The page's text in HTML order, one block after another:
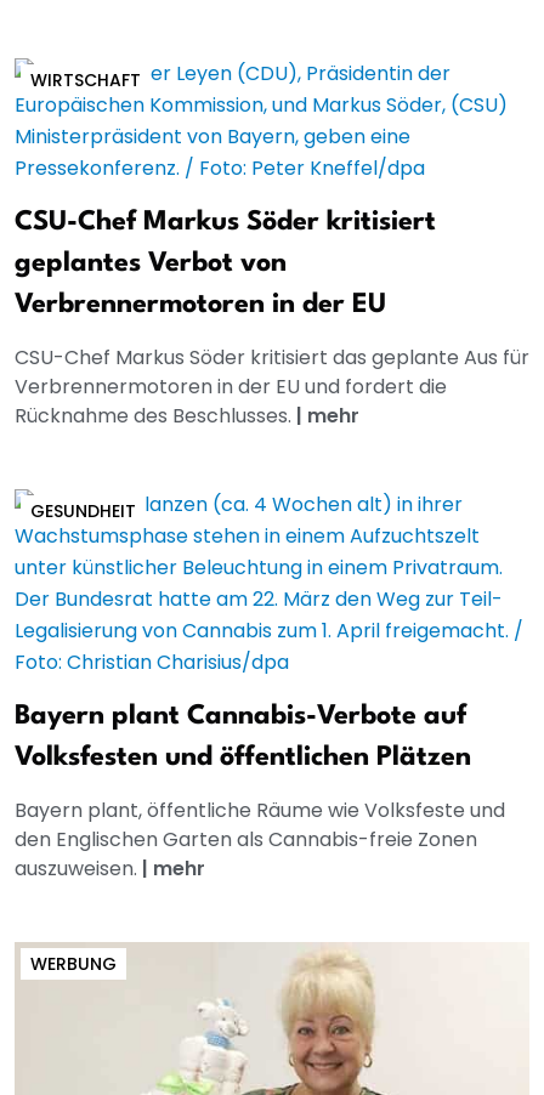
WIRTSCHAFT
CSU-Chef Markus Söder kritisiert
geplantes Verbot von
Verbrennermotoren in der EU
CSU-Chef Markus Söder kritisiert das geplante Aus für
Verbrennermotoren in der EU und fordert die
Rücknahme des Beschlusses. | mehr
GESUNDHEIT
Bayern plant Cannabis-Verbote auf
Volksfesten und öffentlichen Plätzen
Bayern plant, öffentliche Räume wie Volksfeste und
den Englischen Garten als Cannabis-freie Zonen
auszuweisen. | mehr
WERBUNG